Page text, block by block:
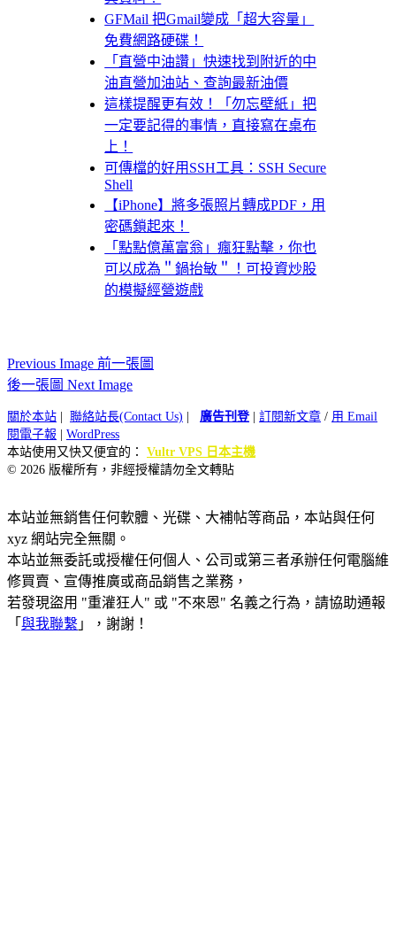
GFMail 把Gmail變成「超大容量」
免費網路硬碟！
「直營中油讚」快速找到附近的中
油直營加油站、查詢最新油價
這樣提醒更有效！「勿忘壁紙」把
一定要記得的事情，直接寫在桌布
上！
可傳檔的好用SSH工具：SSH Secure
Shell
【iPhone】將多張照片轉成PDF，用
密碼鎖起來！
「點點億萬富翁」瘋狂點擊，你也
可以成為＂鍋抬敏＂！可投資炒股
的模擬經營遊戲
Previous Image 前一張圖
後一張圖 Next Image
關於本站 聯絡站長(Contact Us) 廣告刊登| 訂閱新文章 / 用 Email
閱電子報
WordPress
本站使用又快又便宜的： Vultr VPS 日本主機
© 2026 版權所有，非經授權請勿全文轉貼
本站並無銷售任何軟體、光碟、大補帖等商品，本站與任何
xyz 網站完全無關。
本站並無委託或授權任何個人、公司或第三者承辦任何電腦維
修買賣、宣傳推廣或商品銷售之業務，
若發現盜用 "重灌狂人" 或 "不來恩" 名義之行為，請協助通報
「 與我聯繫 」，謝謝！